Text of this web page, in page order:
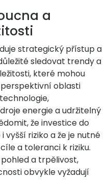
a
strategický přístup a
sledovat trendy a
které mohou
perspektivní oblasti
energie a udržitelný
že investice do
riziko a že je nutné
a toleranci k riziku.
a trpělivost,
obvykle vyžadují